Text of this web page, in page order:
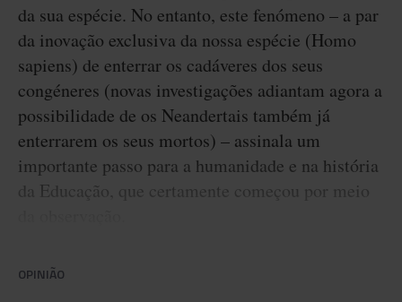
da sua espécie. No entanto, este fenómeno – a par
da inovação exclusiva da nossa espécie (Homo
sapiens) de enterrar os cadáveres dos seus
congéneres (novas investigações adiantam agora a
possibilidade de os Neandertais também já
enterrarem os seus mortos) – assinala um
importante passo para a humanidade e na história
da Educação, que certamente começou por meio
OPINIÃO